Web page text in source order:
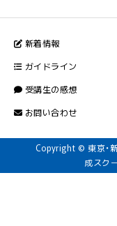
新着情報
ガイドライン
受講生の感想
お問い合わせ
Copyright © 東京・
成スク